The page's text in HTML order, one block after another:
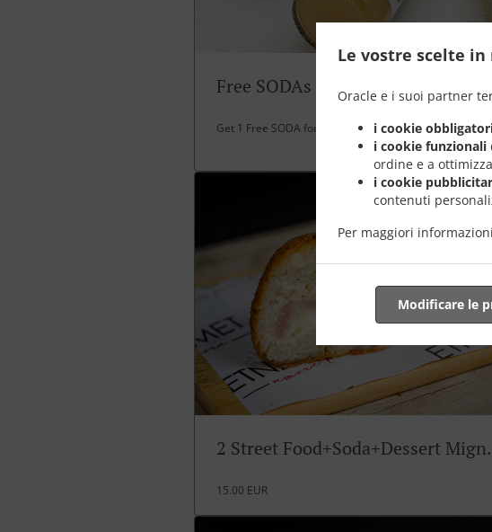
Le vostre scelte
Oracle e i suoi partner
i cookie
i cookie funzionali
ordine e a
i cookie
contenuti
Per maggiori
Modificare le
Free SODAs
Get 1 Free SODA for over 30 EUR spent
2 Street Food+Soda+Dessert Mign.
15.00 EUR